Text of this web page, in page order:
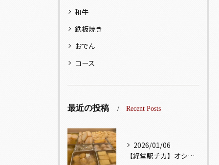
和牛
鉄板焼き
おでん
コース
最近の投稿 Recent Posts
2026/01/06
【経堂駅チカ】オシャレ居酒屋🏮出汁が美味しいおでんがオススメ...